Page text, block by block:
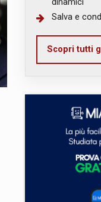
dinamici
Salva e
Scopri tutti